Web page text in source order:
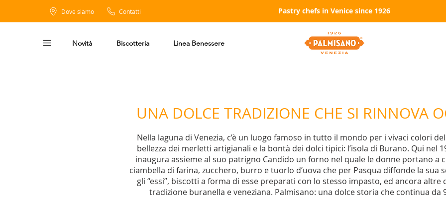
Dove siamo Contatti Pastry chefs in Venice since 1926
Novità Biscotteria Linea Benessere
UNA DOLCE TRADIZIONE CHE SI RINNOVA
Nella laguna di Venezia, c’è un luogo famoso in tutto il mondo per i vivaci colori
bellezza dei merletti artigianali e la bontà dei dolci tipici: l’isola di Burano. Qui nel
inaugura assieme al suo patrigno Candido un forno nel quale le donne portano a
ciambella di farina, zucchero, burro e tuorlo d’uova che per Pasqua diffonde la sua
gli “essi”, biscotti a forma di esse preparati con lo stesso impasto, ed ancora altre
tradizione buranella e veneziana. Palmisano: una dolce storia che continua da